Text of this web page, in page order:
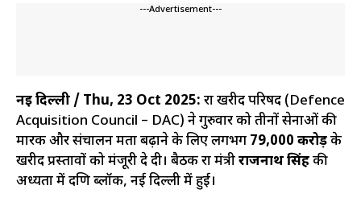
---Advertisement---
नई दिल्ली / Thu, 23 Oct 2025: रक्षा खरीद परिषद (Defence
Acquisition Council – DAC) ने गुरुवार को तीनों सेनाओं की
मारक और संचालन क्षमता बढ़ाने के लिए लगभग ₹79,000 करोड़के
खरीद प्रस्तावों को मंजूरी दे दी। बैठक रक्षा मंत्रीराजनाथ सिंहकी
अध्यक्षता में दक्षिण ब्लॉक, नई दिल्ली में हुई।